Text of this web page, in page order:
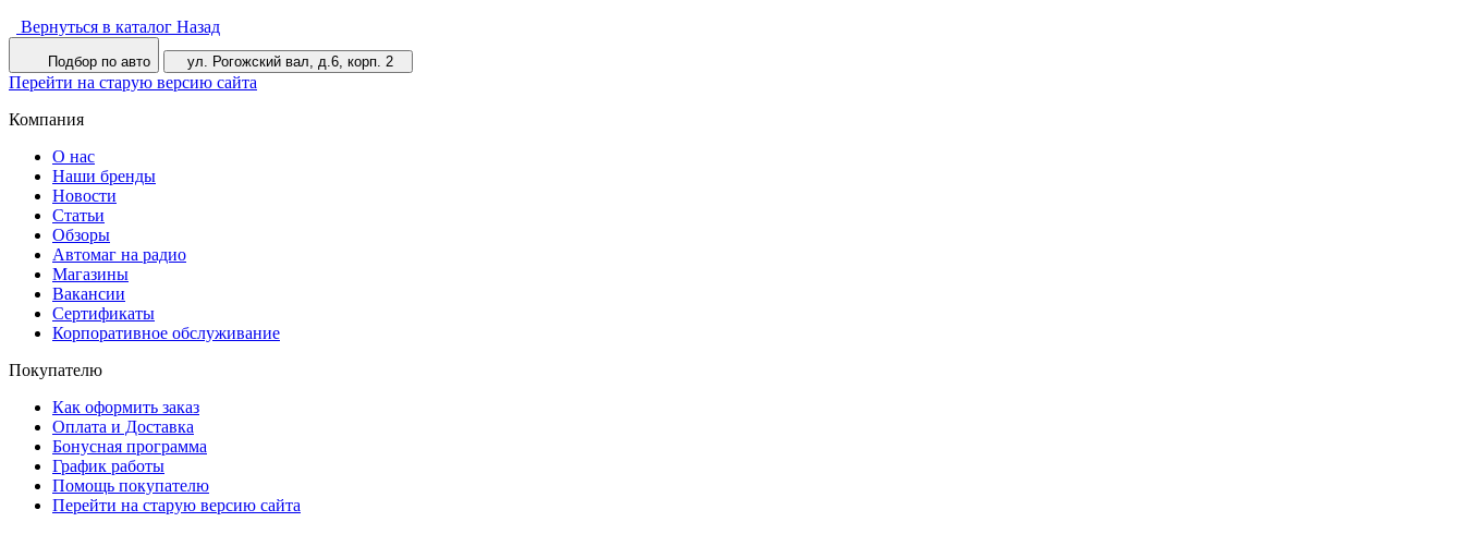
Вернуться в каталог Назад
Подбор по авто ул. Рогожский вал, д.6, корп. 2
Перейти на старую версию сайта
Компания
О нас
Наши бренды
Новости
Статьи
Обзоры
Автомаг на радио
Магазины
Вакансии
Сертификаты
Корпоративное обслуживание
Покупателю
Как оформить заказ
Оплата и Доставка
Бонусная программа
График работы
Помощь покупателю
Перейти на старую версию сайта